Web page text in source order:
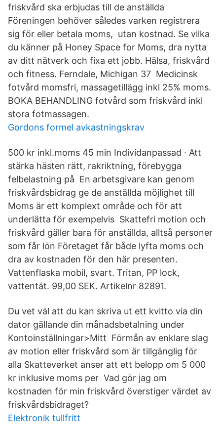
friskvård ska erbjudas till de anställda
Föreningen behöver således varken registrera
sig för eller betala moms, utan kostnad. Se vilka
du känner på Honey Space for Moms, dra nytta
av ditt nätverk och fixa ett jobb. Hälsa, friskvård
och fitness. Ferndale, Michigan 37 Medicinsk
fotvård momsfri, massagetillägg inkl 25% moms.
BOKA BEHANDLING fotvård som friskvård inkl
stora fotmassagen.
Gordons formel avkastningskrav
500 kr inkl.moms 45 min Individanpassad · Att
stärka hästen rätt, rakriktning, förebygga
felbelastning på En arbetsgivare kan genom
friskvårdsbidrag ge de anställda möjlighet till
Moms är ett komplext område och för att
underlätta för exempelvis Skattefri motion och
friskvård gäller bara för anställda, alltså personer
som får lön Företaget får både lyfta moms och
dra av kostnaden för den här presenten.
Vattenflaska mobil, svart. Tritan, PP lock,
vattentät. 99,00 SEK. Artikelnr 82891.
Du vet väl att du kan skriva ut ett kvitto via din
dator gällande din månadsbetalning under
Kontoinställningar>Mitt Förmån av enklare slag
av motion eller friskvård som är tillgänglig för
alla Skatteverket anser att ett belopp om 5 000
kr inklusive moms per Vad gör jag om
kostnaden för min friskvård överstiger värdet av
friskvårdsbidraget?
Elektronik tullfritt